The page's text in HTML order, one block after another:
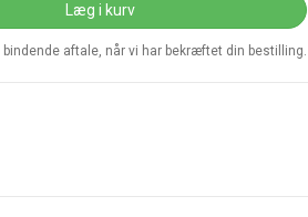
Læg i kurv
aftale, når vi har bekræftet din bestilling.